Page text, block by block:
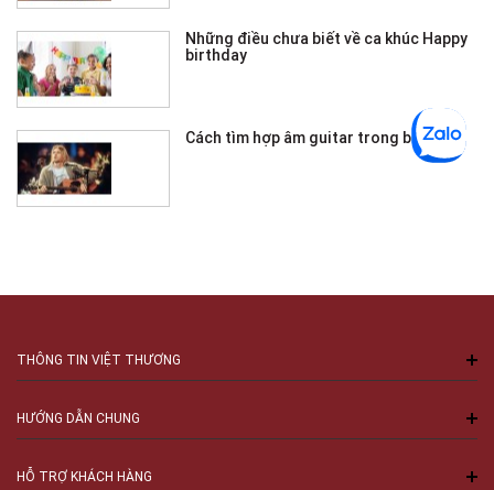
Những điều chưa biết về ca khúc Happy
birthday
Cách tìm hợp âm guitar trong bài hát
THÔNG TIN VIỆT THƯƠNG
HƯỚNG DẪN CHUNG
HỖ TRỢ KHÁCH HÀNG